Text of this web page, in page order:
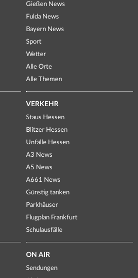
Gießen News
Fulda News
Bayern News
Sport
Wetter
Alle Orte
Alle Themen
VERKEHR
Staus Hessen
Blitzer Hessen
Unfälle Hessen
A3 News
A5 News
A661 News
Günstig tanken
Parkhäuser
Flugplan Frankfurt
Schulausfälle
ON AIR
Sendungen